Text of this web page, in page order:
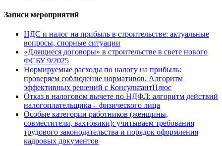
Записи мероприятий
НДС и налог на прибыль в строительстве: актуальные
вопросы, спорные ситуации
«Длящиеся договоры» в строительстве в свете нового
ФСБУ 9/2025
Нормируемые расходы по налогу на прибыль:
проверяем соблюдение нормативов. Алгоритм
эффективных решений с КонсультантПлюс
Отказ в налоговом вычете по НДФЛ: алгоритм действий
налогоплательщика – физического лица
Особые категории работников (женщины,
совместители, вахтовики): учитываем требования
трудового законодательства и порядок оформления
кадровых документов